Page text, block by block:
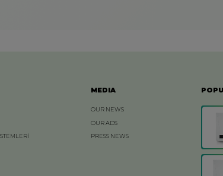
MEDIA
OUR NEWS
OUR ADS
PRESS NEWS